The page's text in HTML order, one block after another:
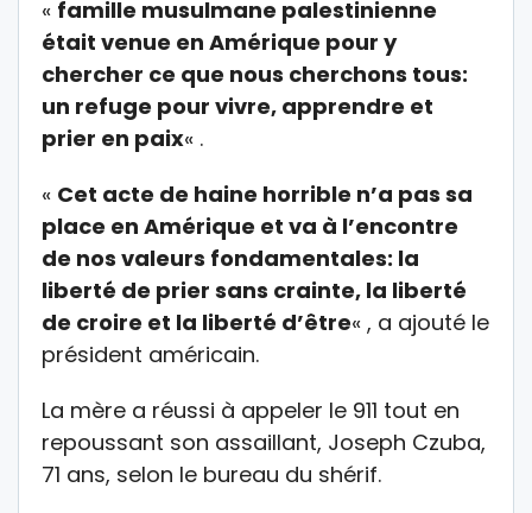
« famille musulmane palestinienne
était venue en Amérique pour y
chercher ce que nous cherchons tous:
un refuge pour vivre, apprendre et
prier en paix« .
« Cet acte de haine horrible n’a pas sa
place en Amérique et va à l’encontre
de nos valeurs fondamentales: la
liberté de prier sans crainte, la liberté
de croire et la liberté d’être« , a ajouté le
président américain.
La mère a réussi à appeler le 911 tout en
repoussant son assaillant, Joseph Czuba,
71 ans, selon le bureau du shérif.